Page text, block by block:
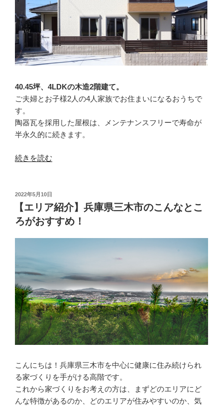
40.45坪、4LDKの木造2階建て。
ご夫婦とお子様2人の4人家族でお住まいになるおうちで
す。
陶器瓦を採用した屋根は、メンテナンスフリーで寿命が
半永久的に続きます。
“【施
例】
加
東
前
編〜”
の
続きを読む
投
稿
日:
2022年5月10日
【エリア紹介】兵庫県三木市のこんなとこ
ろがおすすめ！
こんにちは！兵庫県三木市を中心に健康に住み続けられ
る家づくりを手がける高階です。
これから家づくりをお考えの方は、まずどのエリアにど
んな特徴があるのか、どのエリアが住みやすいのか、気